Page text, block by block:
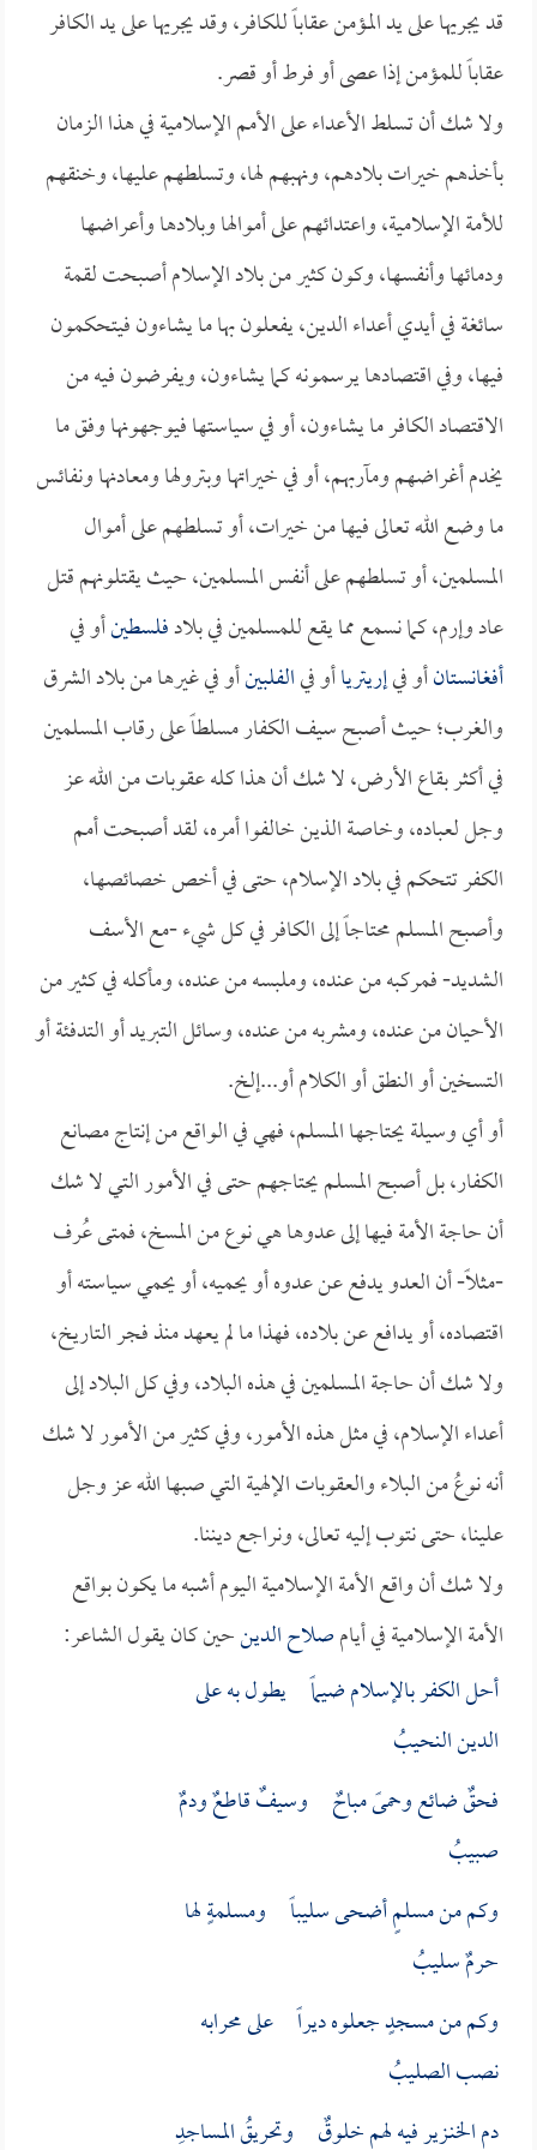
قد يجريها على يد المؤمن عقاباً للكافر، وقد يجريها على يد الكافر
عقاباً للمؤمن إذا عصى أو فرط أو قصر.
ولا شك أن تسلط الأعداء على الأمم الإسلامية في هذا الزمان
بأخذهم خيرات بلادهم، ونهبهم لها، وتسلطهم عليها، وخنقهم
للأمة الإسلامية، واعتدائهم على أموالها وبلادها وأعراضها
ودمائها وأنفسها، وكون كثير من بلاد الإسلام أصبحت لقمة
سائغة في أيدي أعداء الدين، يفعلون بها ما يشاءون فيتحكمون
فيها، وفي اقتصادها يرسمونه كما يشاءون، ويفرضون فيه من
الاقتصاد الكافر ما يشاءون، أو في سياستها فيوجهونها وفق ما
يخدم أغراضهم ومآربهم، أو في خيراتها وبترولها ومعادنها ونفائس
ما وضع الله تعالى فيها من خيرات، أو تسلطهم على أموال
المسلمين، أو تسلطهم على أنفس المسلمين، حيث يقتلونهم قتل
عاد وإرم، كما نسمع مما يقع للمسلمين في بلادفلسطينأو في
أفغانستانأو فيإريترياأو فيالفلبينأو في غيرها من بلاد الشرق
والغرب؛ حيث أصبح سيف الكفار مسلطاً على رقاب المسلمين
في أكثر بقاع الأرض، لا شك أن هذا كله عقوبات من الله عز
وجل لعباده، وخاصة الذين خالفوا أمره، لقد أصبحت أمم
الكفر تتحكم في بلاد الإسلام، حتى في أخص خصائصها،
وأصبح المسلم محتاجاً إلى الكافر في كل شيء -مع الأسف
الشديد- فمركبه من عنده، وملبسه من عنده، ومأكله في كثير من
الأحيان من عنده، ومشربه من عنده، وسائل التبريد أو التدفئة أو
التسخين أو النطق أو الكلام أو...إلخ.
أو أي وسيلة يحتاجها المسلم، فهي في الواقع من إنتاج مصانع
الكفار، بل أصبح المسلم يحتاجهم حتى في الأمور التي لا شك
أن حاجة الأمة فيها إلى عدوها هي نوع من المسخ، فمتى عُرف
-مثلاً- أن العدو يدفع عن عدوه أو يحميه، أو يحمي سياسته أو
اقتصاده، أو يدافع عن بلاده، فهذا ما لم يعهد منذ فجر التاريخ،
ولا شك أن حاجة المسلمين في هذه البلاد، وفي كل البلاد إلى
أعداء الإسلام، في مثل هذه الأمور، وفي كثير من الأمور لا شك
أنه نوعُ من البلاء والعقوبات الإلهية التي صبها الله عز وجل
علينا، حتى نتوب إليه تعالى، ونراجع ديننا.
ولا شك أن واقع الأمة الإسلامية اليوم أشبه ما يكون بواقع
الأمة الإسلامية في أيامصلاح الدينحين كان يقول الشاعر:
أحل الكفر بالإسلام ضيماً يطول به على
الدين النحيبُ
فحقٌ ضائع وحمىً مباحٌ وسيفٌ قاطعٌ ودمٌ
صبيبُ
وكم من مسلمٍ أضحى سليباً ومسلمةٍ لها
حرمٌ سليبُ
وكم من مسجدٍ جعلوه ديراً على محرابه
نصب الصليبُ
دم الخنـزير فيه لهم خلوقٌ وتحريقُ المساجدِ